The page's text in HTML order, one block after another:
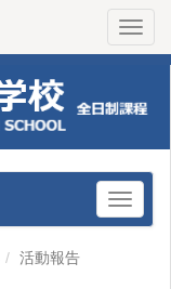
活動報告